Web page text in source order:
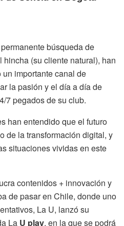
búsqueda de
hincha (su cliente natural), han
importante canal de
la pasión y el día a día de
7 pegados de su club.
han entendido que el futuro
de la transformación digital, y
situaciones vividas en este
contenidos + innovación y
de pasar en Chile, donde uno
La U, lanzó su
La U play, en la que se podrá